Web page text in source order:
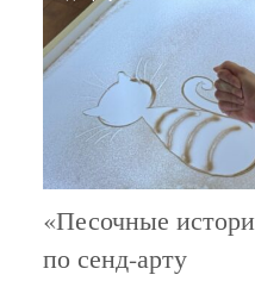
«Песочные
по сенд-арту